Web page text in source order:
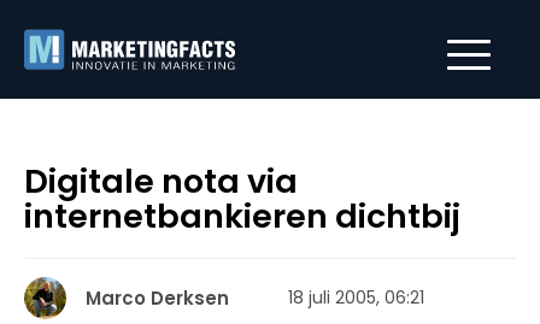
Digitale nota via
internetbankieren dichtbij
Marco Derksen 18 juli 2005, 06:21